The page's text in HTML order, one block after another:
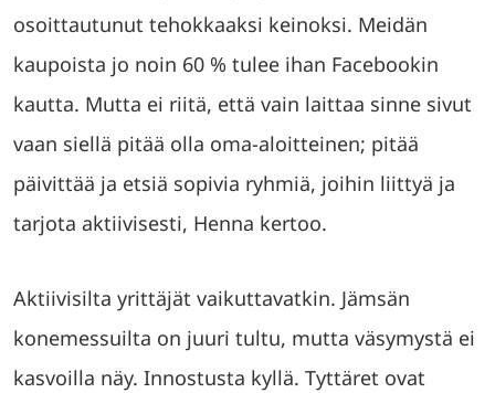
osoittautunut tehokkaaksi keinoksi. Meidän
kaupoista jo noin 60 % tulee ihan Facebookin
kautta. Mutta ei riitä, että vain laittaa sinne sivut
vaan siellä pitää olla oma-aloitteinen; pitää
päivittää ja etsiä sopivia ryhmiä, joihin liittyä ja
tarjota aktiivisesti, Henna kertoo.
Aktiivisilta yrittäjät vaikuttavatkin. Jämsän
konemessuilta on juuri tultu, mutta väsymystä ei
kasvoilla näy. Innostusta kyllä. Tyttäret ovat